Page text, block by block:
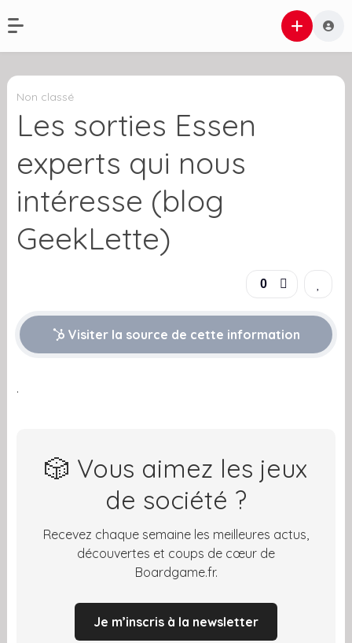
Non classé
Les sorties Essen
experts qui nous
intéresse (blog
GeekLette)
0
Visiter la source de cette information
.
🎲 Vous aimez les jeux
de société ?
Recevez chaque semaine les meilleures actus,
découvertes et coups de cœur de
Boardgame.fr.
Je m’inscris à la newsletter